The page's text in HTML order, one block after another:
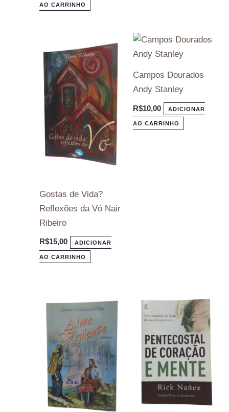
AO CARRINHO
Gostas de Vida?
Reflexões da Vó Nair
Ribeiro
R$15,00 ADICIONAR
AO CARRINHO
Campos Dourados
Andy Stanley
R$10,00 ADICIONAR
AO CARRINHO